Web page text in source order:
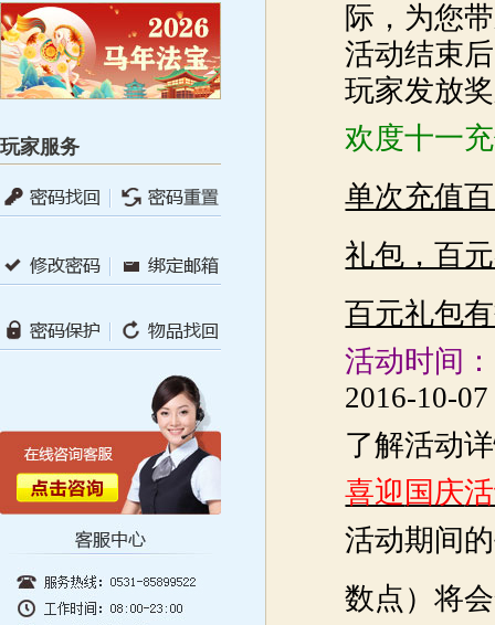
玩家服务
际 ，为您
活动结束
玩家发放
欢度十一
单次充值
礼包，百
百元礼包
活动时间：
2016-10-
了解活动
喜迎 国庆
活动期间
数点）将